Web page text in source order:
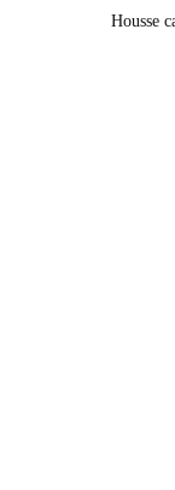
Housse